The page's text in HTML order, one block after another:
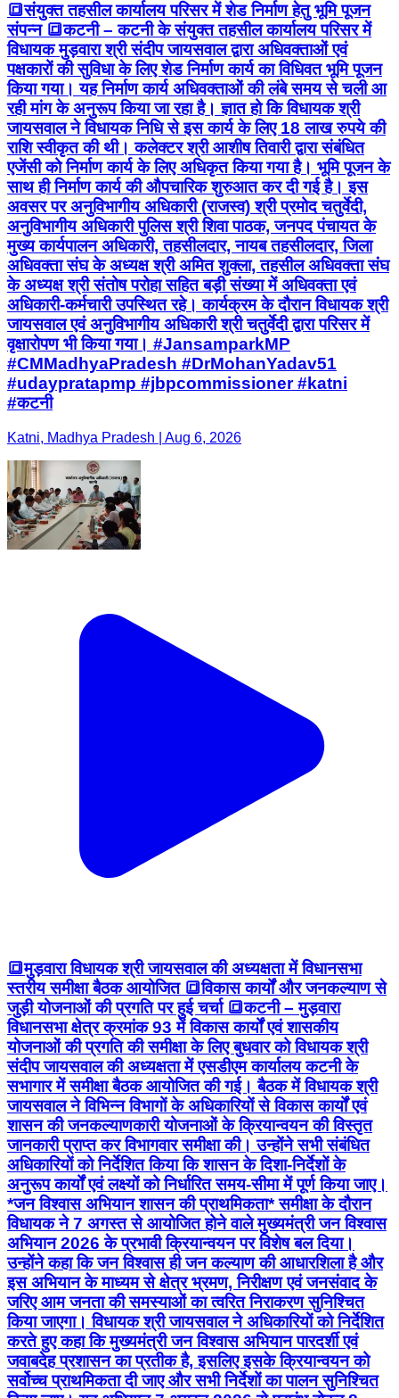
🔳संयुक्त तहसील कार्यालय परिसर में शेड निर्माण हेतु भूमि पूजन
संपन्न 🔳कटनी – कटनी के संयुक्त तहसील कार्यालय परिसर में
विधायक मुड़वारा श्री संदीप जायसवाल द्वारा अधिवक्ताओं एवं
पक्षकारों की सुविधा के लिए शेड निर्माण कार्य का विधिवत भूमि पूजन
किया गया। यह निर्माण कार्य अधिवक्ताओं की लंबे समय से चली आ
रही मांग के अनुरूप किया जा रहा है। ज्ञात हो कि विधायक श्री
जायसवाल ने विधायक निधि से इस कार्य के लिए 18 लाख रुपये की
राशि स्वीकृत की थी। कलेक्टर श्री आशीष तिवारी द्वारा संबंधित
एजेंसी को निर्माण कार्य के लिए अधिकृत किया गया है। भूमि पूजन के
साथ ही निर्माण कार्य की औपचारिक शुरुआत कर दी गई है। इस
अवसर पर अनुविभागीय अधिकारी (राजस्व) श्री प्रमोद चतुर्वेदी,
अनुविभागीय अधिकारी पुलिस श्री शिवा पाठक, जनपद पंचायत के
मुख्य कार्यपालन अधिकारी, तहसीलदार, नायब तहसीलदार, जिला
अधिवक्ता संघ के अध्यक्ष श्री अमित शुक्ला, तहसील अधिवक्ता संघ
के अध्यक्ष श्री संतोष परोहा सहित बड़ी संख्या में अधिवक्ता एवं
अधिकारी-कर्मचारी उपस्थित रहे। कार्यक्रम के दौरान विधायक श्री
जायसवाल एवं अनुविभागीय अधिकारी श्री चतुर्वेदी द्वारा परिसर में
वृक्षारोपण भी किया गया। #JansamparkMP
#CMMadhyaPradesh #DrMohanYadav51
#udaypratapmp #jbpcommissioner #katni
#कटनी
Katni, Madhya Pradesh | Aug 6, 2026
🔳मुड़वारा विधायक श्री जायसवाल की अध्‍यक्षता में विधानसभा
स्तरीय समीक्षा बैठक आयोजित 🔳विकास कार्यों और जनकल्याण से
जुड़ी योजनाओं की प्रगति पर हुई चर्चा 🔳कटनी – मुड़वारा
विधानसभा क्षेत्र क्रमांक 93 में विकास कार्यों एवं शासकीय
योजनाओं की प्रगति की समीक्षा के लिए बुधवार को विधायक श्री
संदीप जायसवाल की अध्‍यक्षता में एसडीएम कार्यालय कटनी के
सभागार में समीक्षा बैठक आयोजित की गई। बैठक में विधायक श्री
जायसवाल ने विभिन्न विभागों के अधिकारियों से विकास कार्यों एवं
शासन की जनकल्याणकारी योजनाओं के क्रियान्वयन की विस्तृत
जानकारी प्राप्त कर विभागवार समीक्षा की। उन्होंने सभी संबंधित
अधिकारियों को निर्देशित किया कि शासन के दिशा-निर्देशों के
अनुरूप कार्यों एवं लक्ष्‍यों को निर्धारित समय-सीमा में पूर्ण किया जाए।
*जन विश्वास अभियान शासन की प्राथमिकता* समीक्षा के दौरान
विधायक ने 7 अगस्‍त से आयोजित होने वाले मुख्यमंत्री जन विश्वास
अभियान 2026 के प्रभावी क्रियान्वयन पर विशेष बल दिया।
उन्होंने कहा कि जन विश्वास ही जन कल्याण की आधारशिला है और
इस अभियान के माध्यम से क्षेत्र भ्रमण, निरीक्षण एवं जनसंवाद के
जरिए आम जनता की समस्याओं का त्वरित निराकरण सुनिश्चित
किया जाएगा। विधायक श्री जायसवाल ने अधिकारियों को निर्देशित
करते हुए कहा कि मुख्यमंत्री जन विश्वास अभियान पारदर्शी एवं
जवाबदेह प्रशासन का प्रतीक है, इसलिए इसके क्रियान्वयन को
सर्वोच्च प्राथमिकता दी जाए और सभी निर्देशों का पालन सुनिश्चित